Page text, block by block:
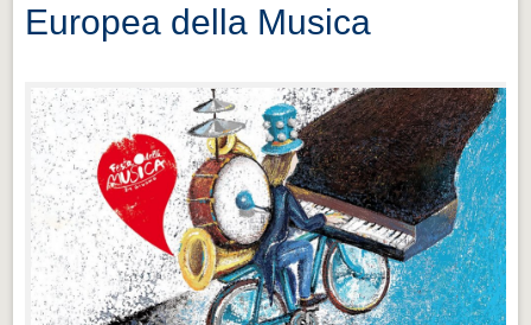
Europea della Musica